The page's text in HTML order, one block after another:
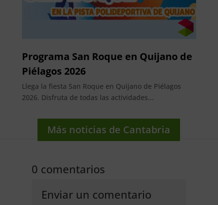
Programa San Roque en Quijano de
Piélagos 2026
Llega la fiesta San Roque en Quijano de Piélagos
2026. Disfruta de todas las actividades...
Más noticias de Cantabria
0 comentarios
Enviar un comentario